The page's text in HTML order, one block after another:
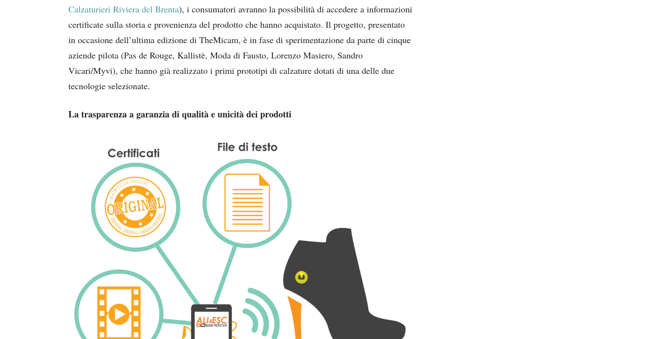
Calzaturieri Riviera del Brenta), i consumatori avranno la possibilità di accedere a informazioni
certificate sulla storia e provenienza del prodotto che hanno acquistato. Il progetto, presentato
in occasione dell’ultima edizione di TheMicam, è in fase di sperimentazione da parte di cinque
aziende pilota (Pas de Rouge, Kallistè, Moda di Fausto, Lorenzo Masiero, Sandro
Vicari/Myvi), che hanno già realizzato i primi prototipi di calzature dotati di una delle due
tecnologie selezionate.
La trasparenza a garanzia di qualità e unicità dei prodotti